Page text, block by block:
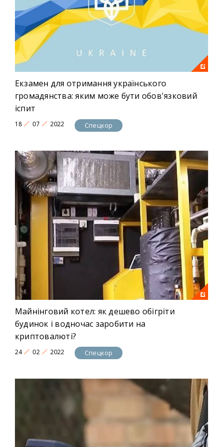
Екзамен для отримання українського
громадянства: яким може бути обов'язковий
іспит
18 07 2022 Спецкор
Майнінговий котел: як дешево обігріти
будинок і водночас заробити на
криптовалюті?
24 02 2022 Спецкор